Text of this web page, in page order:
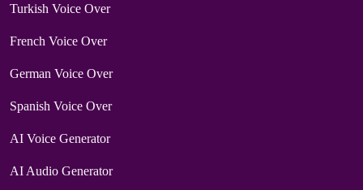
Turkish Voice Over
French Voice Over
German Voice Over
Spanish Voice Over
AI Voice Generator
AI Audio Generator